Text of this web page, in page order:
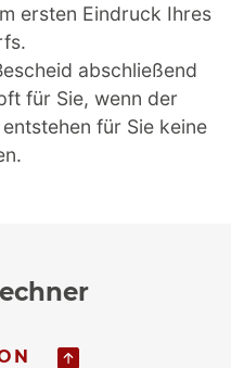
ersten Eindruck Ihres
abschließend
für Sie, wenn der
für Sie keine